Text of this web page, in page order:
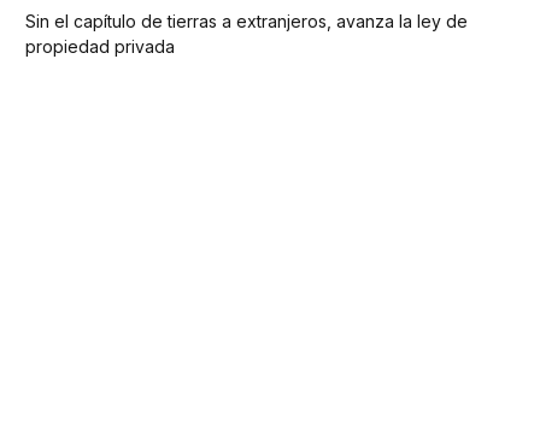
Sin el capítulo de tierras a extranjeros, avanza la ley de
propiedad privada